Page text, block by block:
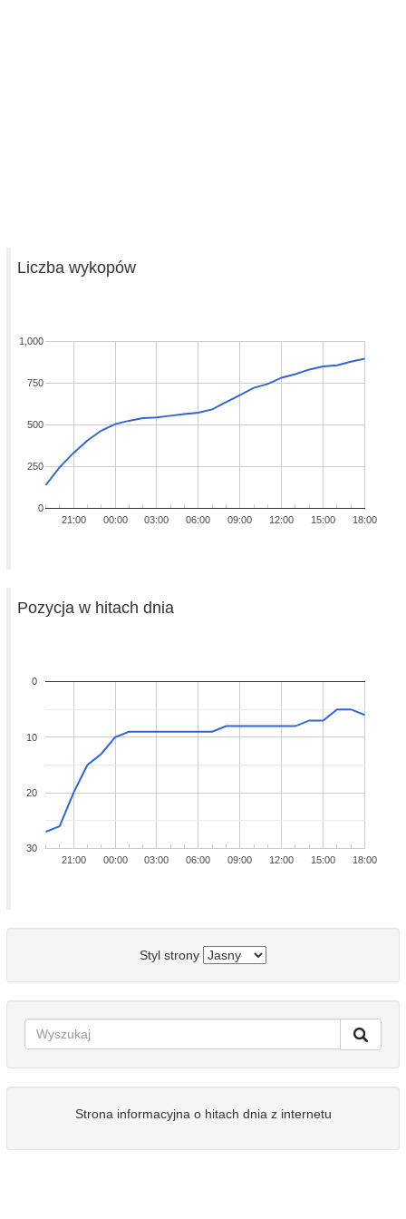
Liczba wykopów
21:00 00:00 03:00 06:00 09:00 12:00 15:00 18:00
0
250
500
750
1,000
Pozycja w hitach dnia
21:00 00:00 03:00 06:00 09:00 12:00 15:00 18:00
0
10
20
30
Styl strony
Strona informacyjna o hitach dnia z internetu